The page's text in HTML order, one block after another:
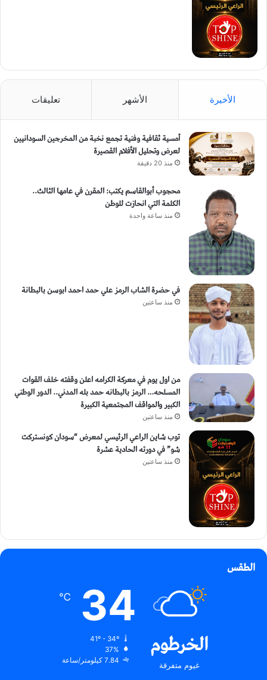
الأخيرة الأشهر تعليقات
أمسية ثقافية وفنية تجمع نخبة من المخرجين السودانيين
لعرض وتحليل الأفلام القصيرة
منذ 20 دقيقة
محجوب أبوالقاسم يكتب: المقرن في عامها الثالث..
الكلمة التي انحازت للوطن
منذ ساعة واحدة
في حضرة الشاب الرمز علي حمد احمد ابوسن بالبطانة
منذ ساعتين
من اول يوم في معركة الكرامه اعلن وقفته خلف القوات
المسلحه… الرمز بالبطانه حمد بله المدني.. الدور الوطني
الكبير والمواقف المجتمعية الكبيرة
منذ ساعتين
توب شاين الراعي الرئيسي لمعرض “سودان كونستركت
شو” في دورته الحادية عشرة
منذ ساعتين
الطقس
الخرطوم
غيوم متفرقة
34
℃
37%
7.84 كيلومتر/ساعة